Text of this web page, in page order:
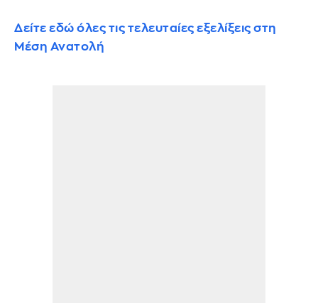
Δείτε εδώ όλες τις τελευταίες εξελίξεις στη
Μέση Ανατολή